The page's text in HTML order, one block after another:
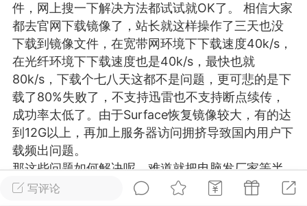
任务 排行 历史
网络
VIP 7
29 21:24
电脑端 Surface Laptop Go 2
Laptop Go 2镜像
网盘下载
Laptop Go 2 i5/8/128 – Windows
写评论
件，网上搜一下解决方法都试试就OK了。 相信大家
都去官网下载镜像了，站长就这样操作了三天也没
下载到镜像文件，在宽带网环境下下载速度40k/s，
在光纤环境下下载速度也是40k/s，最快也就
80k/s，下载个七八天这都不是问题，更可悲的是下
载了80%失败了，不支持迅雷也不支持断点续传，
成功率太低了。由于Surface恢复镜像较大，有的达
到12G以上，再加上服务器访问拥挤导致国内用户下
载频出问题。
那这些问题如何解决呢，难道就把电脑发厂家等半
个月厂家装好了给你吗？于是站长决定把镜像文件